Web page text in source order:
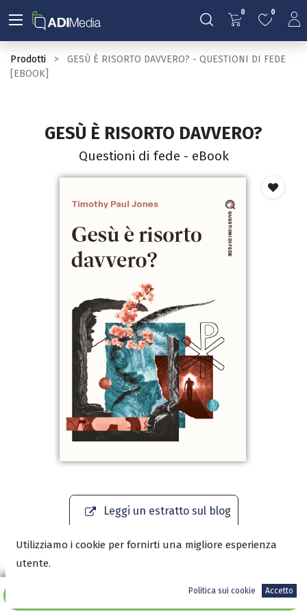
0 0
Prodotti
GESÙ È RISORTO DAVVERO? - QUESTIONI DI FEDE
[EBOOK]
Aggiungi al carrello
GESÙ È RISORTO DAVVERO?
Questioni di fede - eBook
Leggi un estratto sul blog
Utilizziamo i cookie per fornirti una migliore esperienza
utente.
Politica sui cookie Accetto